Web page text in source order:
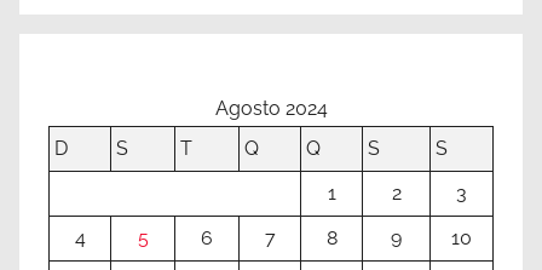
Agosto 2024
D
S T Q Q S
S
1
2
3
4
5 6 7 8 9
10